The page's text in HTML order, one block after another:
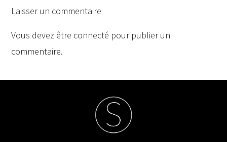
Laisser un commentaire
Vous devez être connecté pour publier un
commentaire.